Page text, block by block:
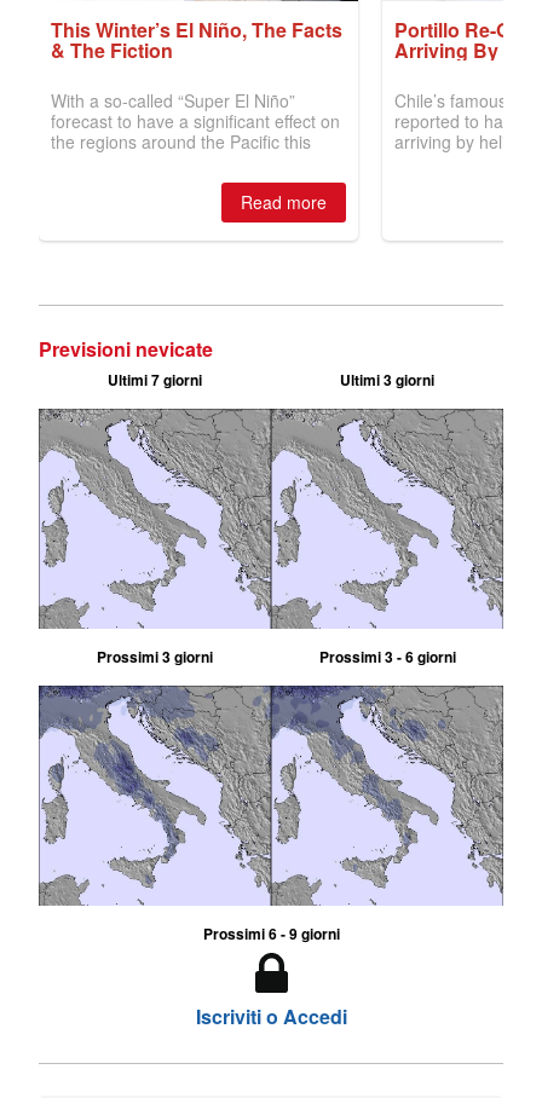
Previsioni nevicate
Ultimi 7 giorni Ultimi 3 giorni
Prossimi 3 giorni Prossimi 3 - 6 giorni
Prossimi 6 - 9 giorni
Iscriviti o Accedi